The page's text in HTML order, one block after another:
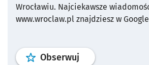
Wrocławiu. Najciekawsze
www.wroclaw.pl znajdziesz w
Obserwuj profil